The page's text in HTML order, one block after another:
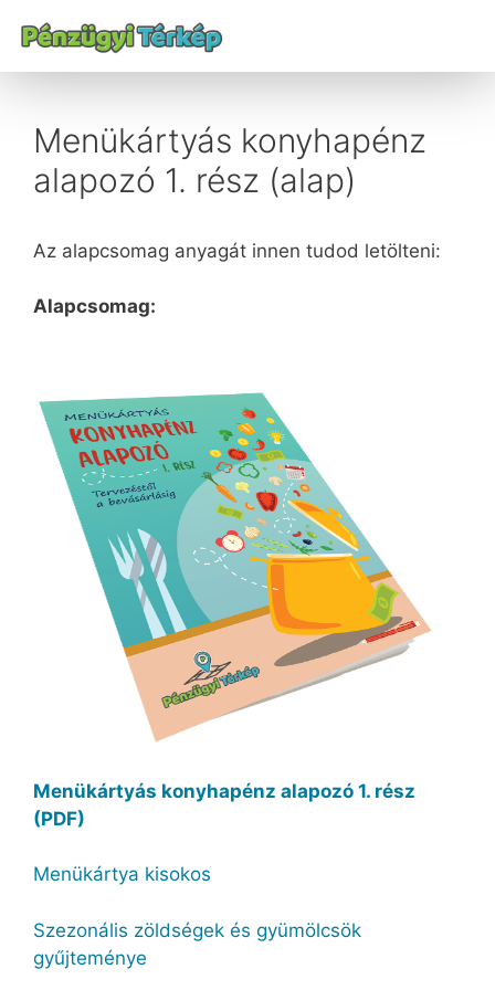
Menükártyás konyhapénz
alapozó 1. rész (alap)
Az alapcsomag anyagát innen tudod letölteni:
Alapcsomag:
Menükártyás konyhapénz alapozó 1. rész
(PDF)
Menükártya kisokos
Szezonális zöldségek és gyümölcsök
gyűjteménye